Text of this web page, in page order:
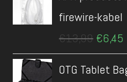
firewire-kabel
€13,99 prijs
€13,99.
€6,45
OTG Tablet